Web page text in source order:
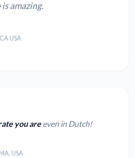
amazing.
USA
you areeven in Dutch!
USA